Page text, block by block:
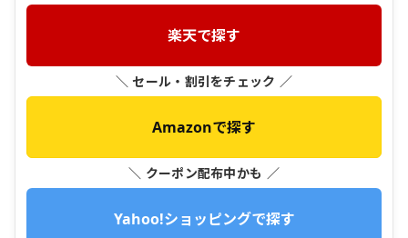
楽天で探す
＼ セール・割引をチェック ／
Amazonで探す
＼ クーポン配布中かも ／
Yahoo!ショッピングで探す